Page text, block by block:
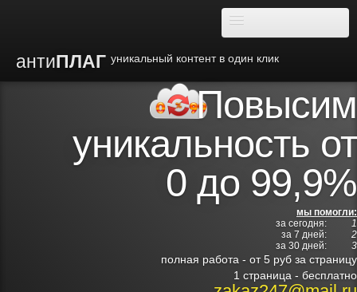
антиПЛАГ уникальный контент в один клик
Преимущества
Повысим
уникальность от
0 до 99,9%
мы помогли:
за сегодня:
1
за 7 дней:
2
за 30 дней:
3
полная работа - от 5 руб за страницу
1 страница - бесплатно